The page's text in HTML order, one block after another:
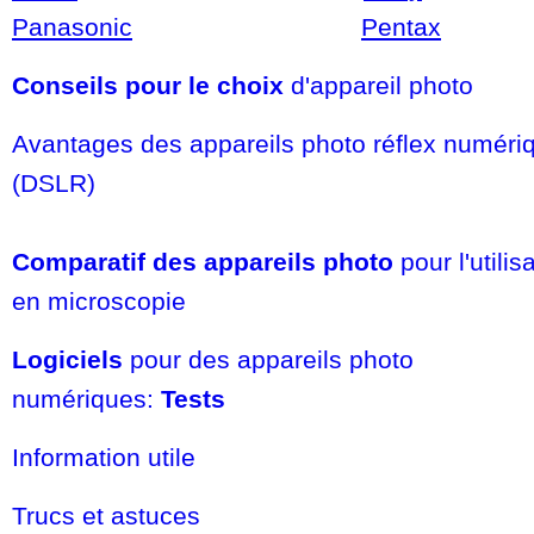
Panasonic
Pentax
Conseils pour le choix d'appareil photo
Avantages des appareils photo réflex
(DSLR)
Comparatif des appareils photo pour
en microscopie
Logiciels pour des appareils photo
numériques: Tests
Information utile
Trucs et astuces